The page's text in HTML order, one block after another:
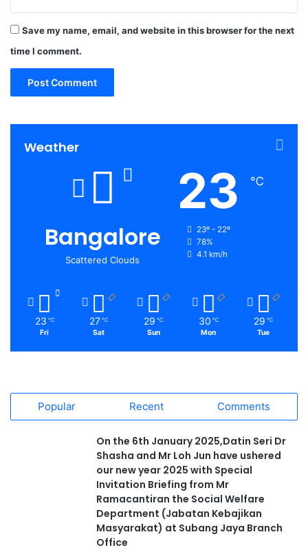
Save my name, email, and website in this browser for the next
time I comment.
Weather
Bangalore
Scattered Clouds
23 ℃
23º - 22º
78%
4.1 km/h
23 ℃
Fri
27 ℃
Sat
29 ℃
Sun
30 ℃
Mon
29 ℃
Tue
Popular Recent Comments
On the 6th January 2025,Datin Seri Dr
Shasha and Mr Loh Jun have ushered
our new year 2025 with Special
Invitation Briefing from Mr
Ramacantiran the Social Welfare
Department (Jabatan Kebajikan
Masyarakat) at Subang Jaya Branch
Office